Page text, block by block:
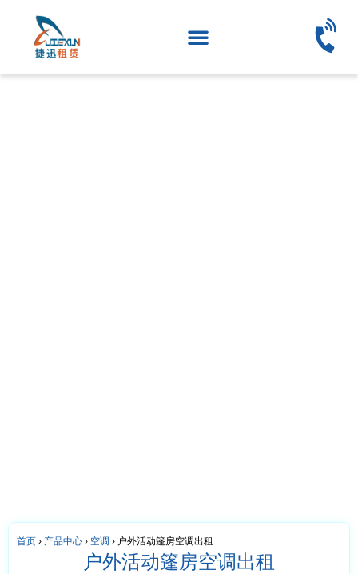
首页 › 产品中心 › 空调 › 户外活动篷房空调出租
户外活动篷房空调出租